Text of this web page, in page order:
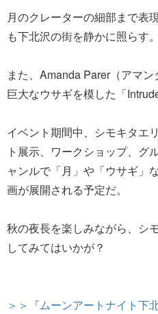
月のクレーターの細部まで表
も下北沢の街を静かに照らす。
また、Amanda Parer（アマン
巨大なウサギを模した「
イベント期間中、シモキタエ
ト展示、ワークショップ、グ
ャンルで「月」や「ウサギ」
画が展開される予定だ。
秋の夜長を楽しみながら、シ
してみてはいかが？
＞＞『ムーンアートナイト下